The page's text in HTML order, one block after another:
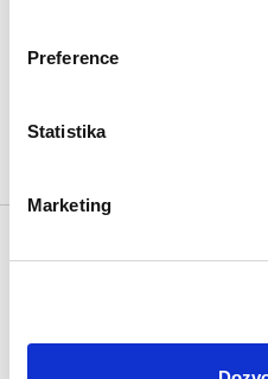
Preference
Statistika
Marketing